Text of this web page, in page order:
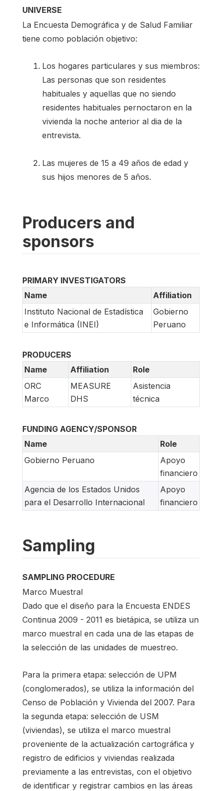
UNIVERSE
La Encuesta Demográfica y de Salud Familiar
tiene como población objetivo:
Los hogares particulares y sus miembros:
Las personas que son residentes
habituales y aquellas que no siendo
residentes habituales pernoctaron en la
vivienda la noche anterior al dia de la
entrevista.
Las mujeres de 15 a 49 años de edad y
sus hijos menores de 5 años.
Producers and
sponsors
PRIMARY INVESTIGATORS
Name
Affiliation
Instituto Nacional de Estadística
e Informática (INEI)
Gobierno
Peruano
PRODUCERS
Name
Affiliation
Role
ORC
Marco
MEASURE
DHS
Asistencia
técnica
FUNDING AGENCY/SPONSOR
Name
Role
Gobierno Peruano
Apoyo
financiero
Agencia de los Estados Unidos
para el Desarrollo Internacional
Apoyo
financiero
Sampling
SAMPLING PROCEDURE
Marco Muestral
Dado que el diseño para la Encuesta ENDES
Continua 2009 - 2011 es bietápica, se utiliza un
marco muestral en cada una de las etapas de
la selección de las unidades de muestreo.
Para la primera etapa: selección de UPM
(conglomerados), se utiliza la información del
Censo de Población y Vivienda del 2007. Para
la segunda etapa: selección de USM
(viviendas), se utiliza el marco muestral
proveniente de la actualización cartográfica y
registro de edificios y viviendas realizada
previamente a las entrevistas, con el objetivo
de identificar y registrar cambios en las áreas